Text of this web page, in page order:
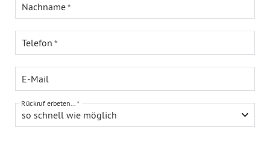
Nachname
Telefon
E-Mail
so schnell wie möglich
Rückruf erbeten...